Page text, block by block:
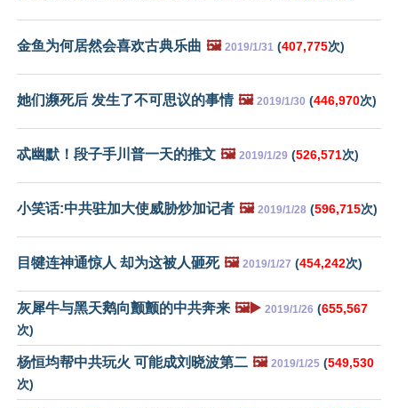
金鱼为何居然会喜欢古典乐曲 🖼️ 2019/1/31 (407,775次)
她们濒死后 发生了不可思议的事情 🖼️ 2019/1/30 (446,970次)
忒幽默！段子手川普一天的推文 🖼️ 2019/1/29 (526,571次)
小笑话:中共驻加大使威胁炒加记者 🖼️ 2019/1/28 (596,715次)
目犍连神通惊人 却为这被人砸死 🖼️ 2019/1/27 (454,242次)
灰犀牛与黑天鹅向颤颤的中共奔来 🖼️▶️ 2019/1/26 (655,567
次)
杨恒均帮中共玩火 可能成刘晓波第二 🖼️ 2019/1/25 (549,530
次)